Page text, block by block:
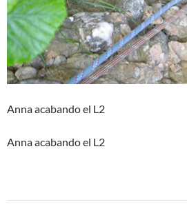
Anna acabando el L2
Anna acabando el L2